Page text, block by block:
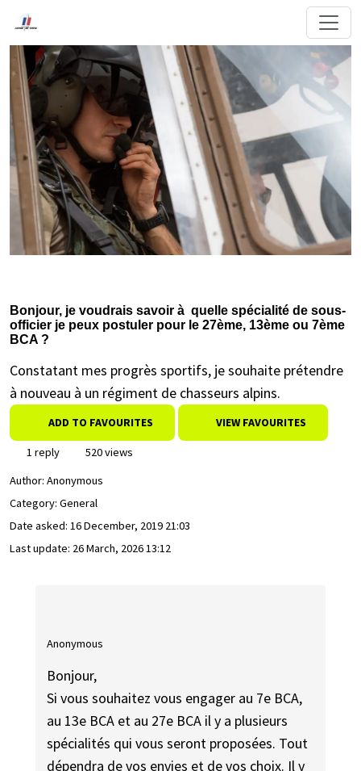
Bonjour, je voudrais savoir à quelle spécialité de sous-
officier je peux postuler pour le 27ème, 13ème ou 7ème
BCA ?
Constatant mes progrès sportifs, je souhaite prétendre
à nouveau à un régiment de chasseurs alpins.
ADD TO FAVOURITES VIEW FAVOURITES
1 reply
520 views
Author: Anonymous
Category: General
Date asked: 16 December, 2019 21:03
Last update: 26 March, 2026 13:12
Anonymous
Bonjour,
Si vous souhaitez vous engager au 7e BCA,
au 13e BCA et au 27e BCA il y a plusieurs
spécialités qui vous seront proposées. Tout
dépendra de vos envies et de vos choix. Il y